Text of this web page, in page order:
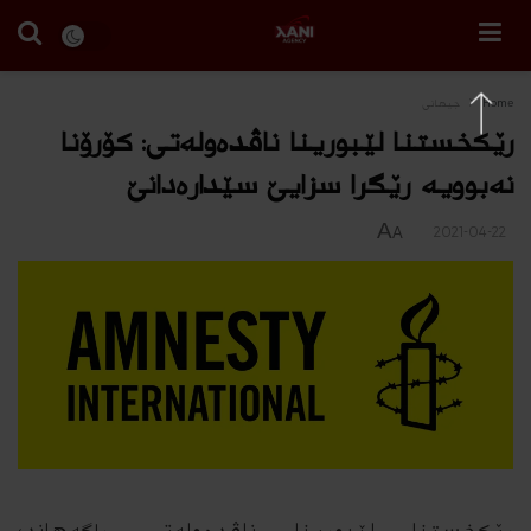
Home جیهانی
رێكخستنا لێبورینا ناڤده‌وله‌تى: كۆرۆنا
نه‌بوویه‌ رێگرا سزایێ سێداره‌دانێ
2021-04-22
A
A